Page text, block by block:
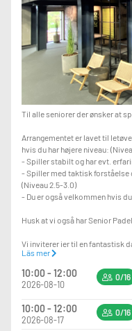
Til alle seniorer der ønsker at
Arrangementet er lavet til
hvis du har højere niveau:
- Spiller stabilt og har evt.
- Spiller med taktisk forståelse
(Niveau 2.5-3.0)
- Du er også velkommen hvis
Husk at vi også har Senior
Vi inviterer jer til en fantastisk
timers padel, hvor vi kan
Efterfølgende kan I nyde
snakke om vores oplevelser
samvær og god energi.
Tilmeld jer nu via matchi eller
Tag gerne din kone/mand,
Läs mer
10:00 - 12:00
2026-08-10
0/16
10:00 - 12:00
2026-08-17
0/16